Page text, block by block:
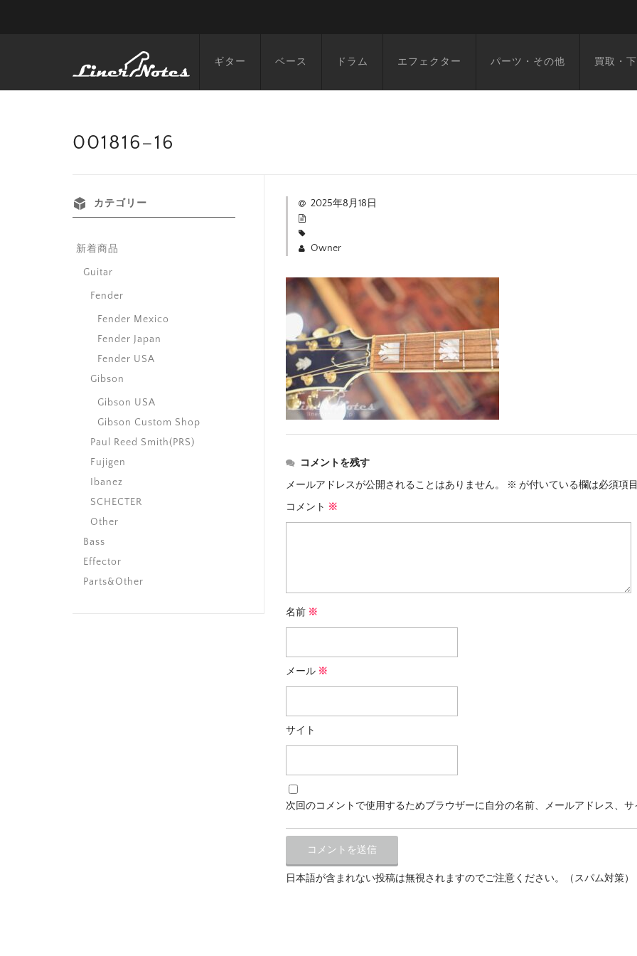
ギター ベース ドラム エフェクター パーツ・その他 買取・
001816–16
2025年8月18日
Owner
コメントを残す
メールアドレスが公開されることはありません。
※ が付いている欄は必須項
コメント ※
名前 ※
メール ※
サイト
次回のコメントで使用するためブラウザーに自分の名前、メールアドレス、
日本語が含まれない投稿は無視されますのでご注意ください。（スパム対策）
カテゴリー
新着商品
Guitar
Fender
Fender Mexico
Fender Japan
Fender USA
Gibson
Gibson USA
Gibson Custom Shop
Paul Reed Smith(PRS)
Fujigen
Ibanez
SCHECTER
Other
Bass
Effector
Parts&Other